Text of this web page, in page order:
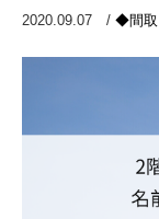
2020.09.07 / ◆間取